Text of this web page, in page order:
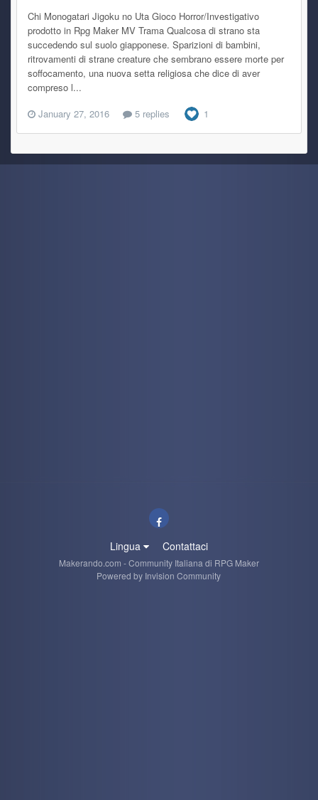
Chi Monogatari Jigoku no Uta Gioco Horror/Investigativo
prodotto in Rpg Maker MV Trama Qualcosa di strano sta
succedendo sul suolo giapponese. Sparizioni di bambini,
ritrovamenti di strane creature che sembrano essere morte per
soffocamento, una nuova setta religiosa che dice di aver
compreso l...
January 27, 2016
5 replies 1
Lingua Contattaci
Makerando.com - Community Italiana di RPG Maker
Powered by Invision Community